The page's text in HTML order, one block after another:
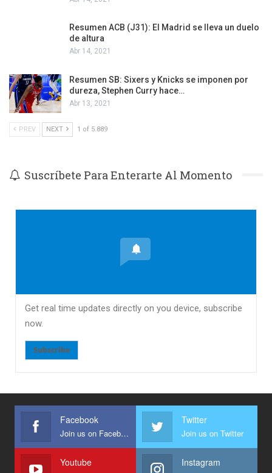
Resumen ACB (J31): El Madrid se lleva un duelo
de altura
Abr 14, 2021
Resumen SB: Sixers y Knicks se imponen por
dureza, Stephen Curry hace…
Abr 13, 2021
PREV NEXT 1 of 5.889
Suscríbete Para Enterarte Al Momento
Get real time updates directly on you device, subscribe
now.
Subscribe
Facebook
Join us on Facebook
Twitter
Join us on Twitter
Youtube Instagram